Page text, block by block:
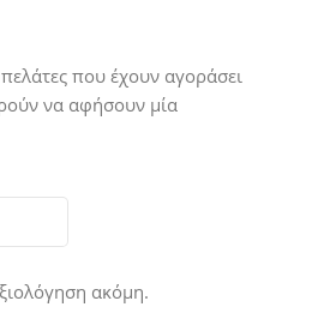
ακόμη.
που έχουν αγοράσει
να αφήσουν μία